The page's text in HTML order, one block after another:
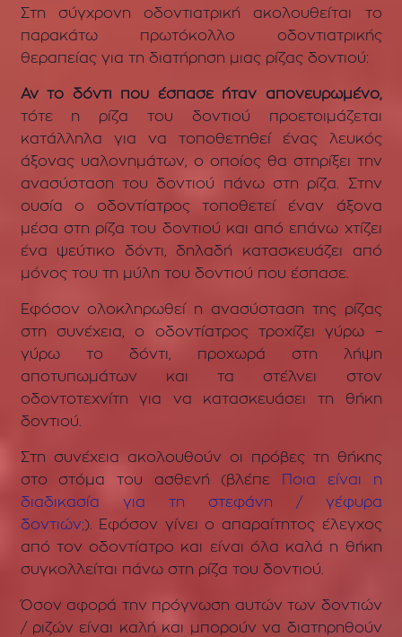
Στη σύγχρονη οδοντιατρικήακολουθείται το
παρακάτω πρωτόκολλο οδοντιατρικής
θεραπείας για τη διατήρηση μιας ρίζας δοντιού:
Αν το δόντι που έσπασε ήταν απονευρωμένο,
τότε η ρίζα του δοντιού προετοιμάζεται
κατάλληλα για να τοποθετηθεί ένας λευκός
άξονας υαλονημάτων, ο οποίος θα στηρίξει την
ανασύσταση του δοντιού πάνω στη ρίζα. Στην
ουσίαο οδοντίατρος τοποθετεί έναν άξονα
μέσα στη ρίζα του δοντιού και από επάνω χτίζει
ένα ψεύτικο δόντι, δηλαδή κατασκευάζει από
μόνος του τη μύλη του δοντιού που έσπασε.
Εφόσον ολοκληρωθεί η ανασύσταση της ρίζας
στη συνέχεια,ο οδοντίατρος τροχίζει γύρω –
γύρω το δόντι, προχωρά στη λήψη
αποτυπωμάτων και τα στέλνει στον
οδοντοτεχνίτη για να κατασκευάσει τη θήκη
δοντιού.
Στη συνέχεια ακολουθούν οι πρόβες τη θήκης
στο στόμα του ασθενή (βλέπε
Ποια είναι η
διαδικασία για τη στεφάνη / γέφυρα
δοντιών;).
Εφόσον γίνει ο απαραίτητος έλεγχος
από τον οδοντίατρο και είναι όλα καλά η θήκη
συγκολλείται πάνω στη ρίζα του δοντιού.
Όσον αφορά την πρόγνωση αυτών των δοντιών
/ ριζών είναι καλή και μπορούν να διατηρηθούν